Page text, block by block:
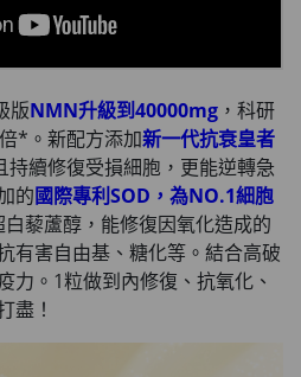
版NMN升級到40000mg ，科研
*。新配方添加新一代抗衰皇者
持續修復受損細胞，更能逆轉急
的國際專利SOD，為NO.1細胞
藜蘆醇，能修復因氧化造成的
有害自由基、糖化等。結合高破
力。1粒做到內修復、 抗氧化、
盡！